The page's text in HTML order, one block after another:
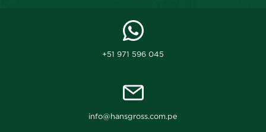
+51 971 596 045
info@hansgross.com.pe